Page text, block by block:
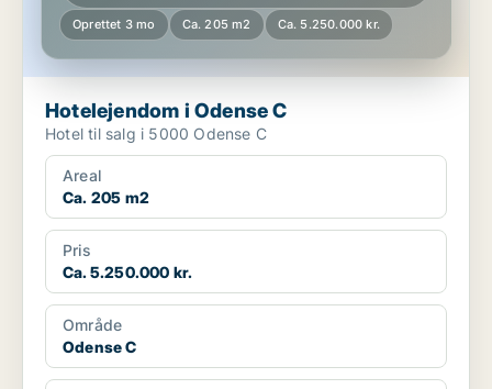
Oprettet 3 mo Ca. 205 m2 Ca. 5.250.000 kr.
Hotelejendom i Odense C
Hotel til salg i 5000 Odense C
Areal
Ca. 205 m2
Pris
Ca. 5.250.000 kr.
Område
Odense C